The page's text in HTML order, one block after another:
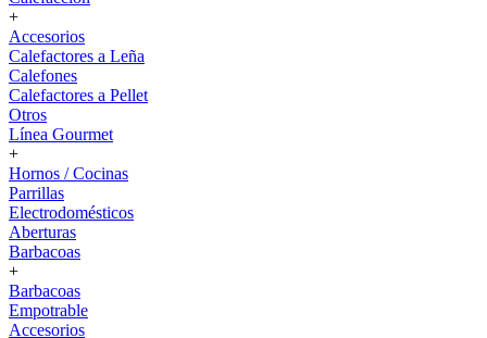
+
Accesorios
Calefactores a Leña
Calefones
Calefactores a Pellet
Otros
Línea Gourmet
+
Hornos / Cocinas
Parrillas
Electrodomésticos
Aberturas
Barbacoas
+
Barbacoas
Empotrable
Accesorios